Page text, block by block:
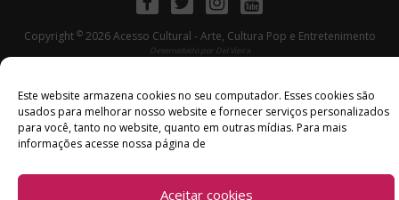
Este website armazena cookies no seu computador. Esses cookies são
usados ​​para melhorar nosso website e fornecer serviços personalizados
para você, tanto no website, quanto em outras mídias. Para mais
informações acesse nossa página de
Aceitar cookies
Copyright ©2026 Acesso Cultural - Arte, Cultura Pop e Entretenimento
Desenvolvido por Del Vieira